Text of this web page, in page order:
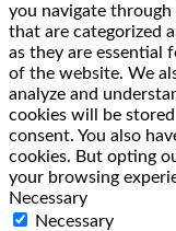
you navigate
that are categorized
as they are essential
of the website. We
analyze and
cookies will be
consent. You also
cookies. But opting
your browsing
Necessary
Necessary